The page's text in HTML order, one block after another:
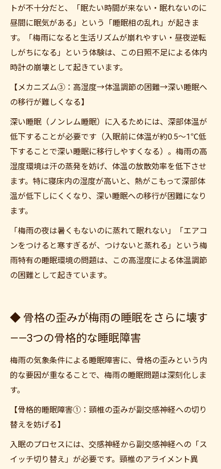
トが不十分だと、「眠たい時間が来ない・眠れないのに
昼間に眠気がある」という「睡眠相の乱れ」が起きま
す。「梅雨になると生活リズムが崩れやすい・昼夜逆転
しがちになる」という体験は、この日照不足による体内
時計の崩壊として起きています。
【メカニズム③：高湿度→体温調節の困難→深い睡眠へ
の移行が難しくなる】
深い睡眠（ノンレム睡眠）に入るためには、深部体温が
低下することが必要です（入眠前に体温が約0.5〜1℃低
下することで深い睡眠に移行しやすくなる）。梅雨の高
湿度環境は汗の蒸発を妨げ、体温の放散効率を低下させ
ます。特に寝床内の湿度が高いと、熱がこもって深部体
温が低下しにくくなり、深い睡眠への移行が困難になり
ます。
「梅雨の夜は暑くもないのに蒸れて眠れない」「エアコ
ンをつけると寒すぎるが、つけないと蒸れる」という梅
雨特有の睡眠環境の問題は、この高湿度による体温調節
の困難として起きています。
◆ 骨格の歪みが梅雨の睡眠をさらに壊す
——3つの骨格的な睡眠障害
梅雨の気象条件による睡眠障害に、骨格の歪みという内
的な要因が重なることで、梅雨の睡眠問題は深刻化しま
す。
【骨格的睡眠障害①：頸椎の歪みが副交感神経への切り
替えを妨げる】
入眠のプロセスには、交感神経から副交感神経への「ス
イッチ切り替え」が必要です。頸椎のアライメント異